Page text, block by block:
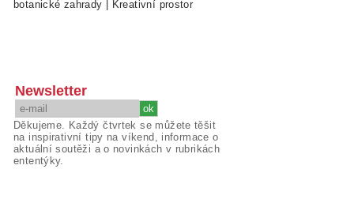
botanické zahrady | Kreativní prostor
Newsletter
Děkujeme. Každý čtvrtek se můžete těšit
na inspirativní tipy na víkend, informace o
aktuální soutěži a o novinkách v rubrikách
ententýky.